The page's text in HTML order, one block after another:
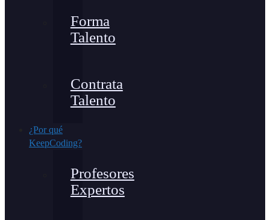
Forma
Talento
Contrata
Talento
¿Por qué
KeepCoding?
Profesores
Expertos